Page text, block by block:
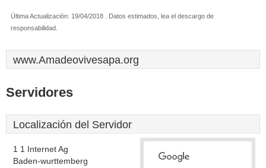
Última Actualización: 19/04/2018 . Datos estimados, lea el descargo de
responsabilidad.
www.Amadeovivesapa.org
Servidores
Localización del Servidor
1 1 Internet Ag
Baden-wurttemberg